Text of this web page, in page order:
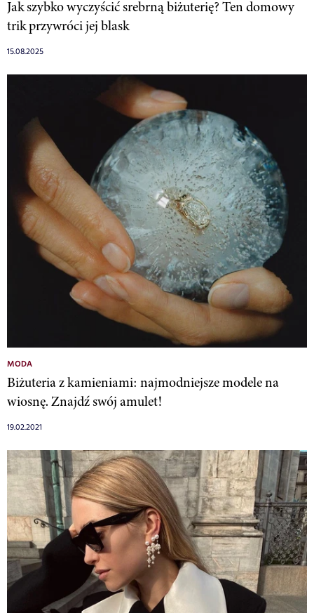
Jak szybko wyczyścić srebrną biżuterię? Ten domowy
trik przywróci jej blask
15.08.2025
MODA
Biżuteria z kamieniami: najmodniejsze modele na
wiosnę. Znajdź swój amulet!
19.02.2021